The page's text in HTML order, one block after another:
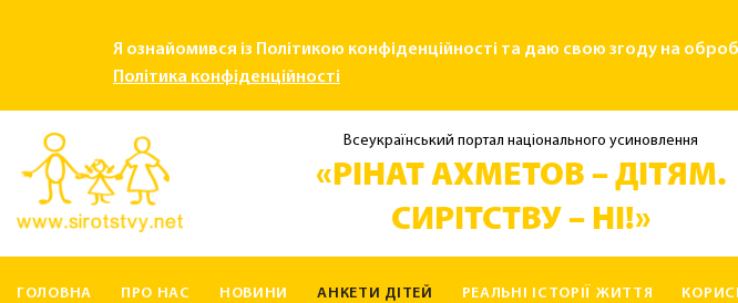
Я ознайомився із Політикою конфіденційності та даю свою згоду на
Політика конфіденційності
Всеукраїнський портал національного усиновлення
«РІНАТ АХМЕТОВ – ДІТЯМ.
СИРІТСТВУ – НІ!»
ГОЛОВНА ПРО НАС НОВИНИ АНКЕТИ ДІТЕЙ РЕАЛЬНІ ІСТОРІЇ ЖИТТЯ